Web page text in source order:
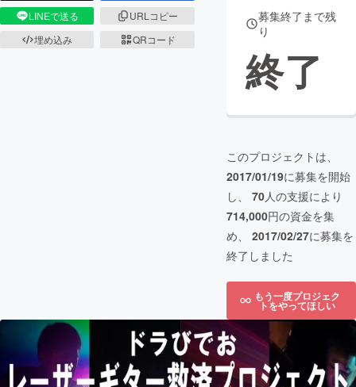
LINEで送る
URLコピー
埋め込み
QRコード
募集終了まで残
り
終了
このプロジェクトは、
2017/01/19に募集を開始
し、 70人の支援により
714,000円の資金を集
め、 2017/02/27に募集を
終了しました
もう一度プロジェク
トをやってほしい